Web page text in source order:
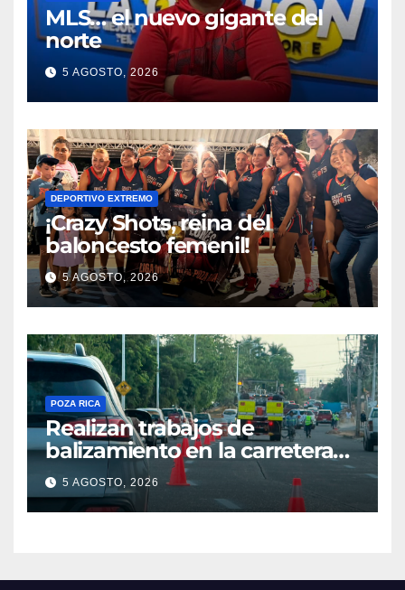
MLS… el nuevo gigante del
norte
5 AGOSTO, 2026
DEPORTIVO EXTREMO
¡Crazy Shots, reina del
baloncesto femenil!
5 AGOSTO, 2026
POZA RICA
Realizan trabajos de
balizamiento en la carretera
Poza Rica–Cazones
5 AGOSTO, 2026